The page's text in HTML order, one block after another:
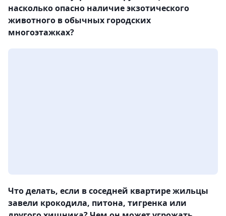
насколько опасно наличие экзотического
животного в обычных городских
многоэтажках?
Что делать, если в соседней квартире жильцы
завели крокодила, питона, тигренка или